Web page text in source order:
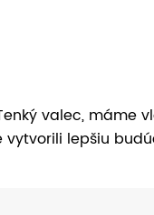
valec, máme
lepšiu